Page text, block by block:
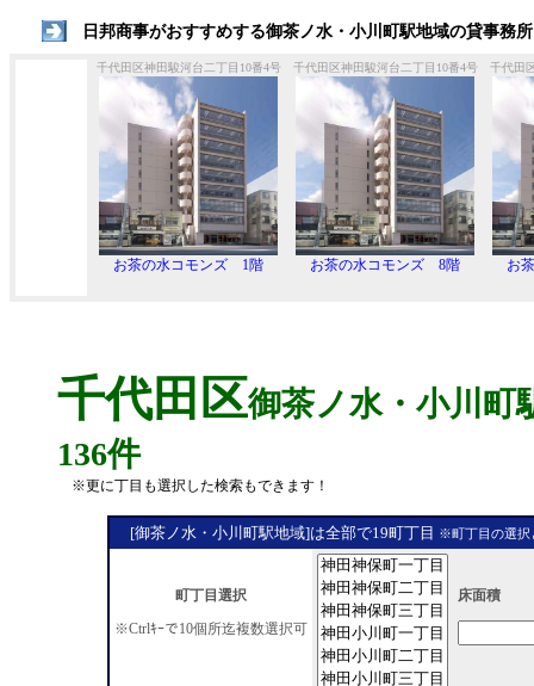
日邦商事がおすすめする御茶ノ水・小川町駅地域の貸事務
千代田区神田駿河台二丁目10番4号
お茶の水コモンズ 1階
千代田区神田駿河台二丁目10番4号
お茶の水コモンズ 8階
千代田
お
千代田区御茶ノ水・小川町
136件
※更に丁目も選択した検索もできます！
[御茶ノ水・小川町駅地域]は全部で19町丁目 ※町丁目の選択
町丁目選択
※Ctrlｷｰで10個所迄複数選択可
床面積